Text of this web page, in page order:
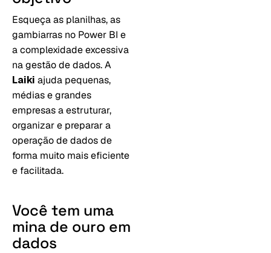
Esqueça as planilhas, as
gambiarras no Power BI e
a complexidade excessiva
na gestão de dados. A
Laiki ajuda pequenas,
médias e grandes
empresas a estruturar,
organizar e preparar a
operação de dados de
forma muito mais eficiente
e facilitada.
Você tem uma
mina de ouro em
dados